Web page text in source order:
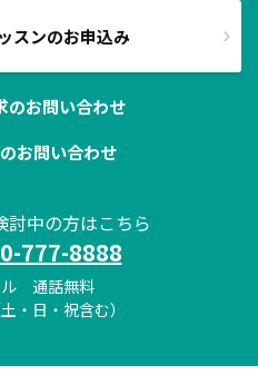
スンのお申込み
のお問い合わせ
お問い合わせ
討中の方はこちら
777-8888
ル 通話無料
・日・祝含む）